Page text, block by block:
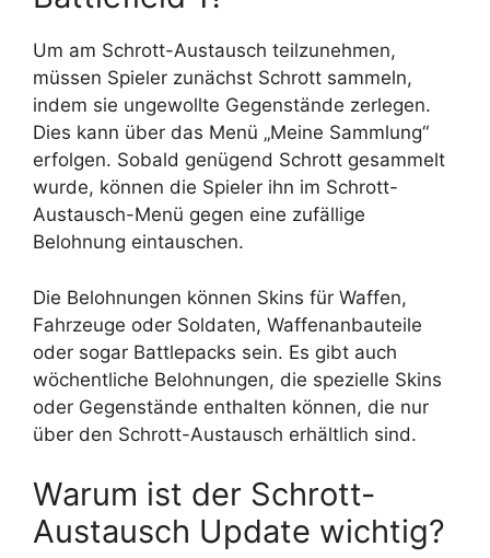
Um am Schrott-Austausch teilzunehmen,
müssen Spieler zunächst Schrott sammeln,
indem sie ungewollte Gegenstände zerlegen.
Dies kann über das Menü „Meine Sammlung“
erfolgen. Sobald genügend Schrott gesammelt
wurde, können die Spieler ihn im Schrott-
Austausch-Menü gegen eine zufällige
Belohnung eintauschen.
Die Belohnungen können Skins für Waffen,
Fahrzeuge oder Soldaten, Waffenanbauteile
oder sogar Battlepacks sein. Es gibt auch
wöchentliche Belohnungen, die spezielle Skins
oder Gegenstände enthalten können, die nur
über den Schrott-Austausch erhältlich sind.
Warum ist der Schrott-
Austausch Update wichtig?